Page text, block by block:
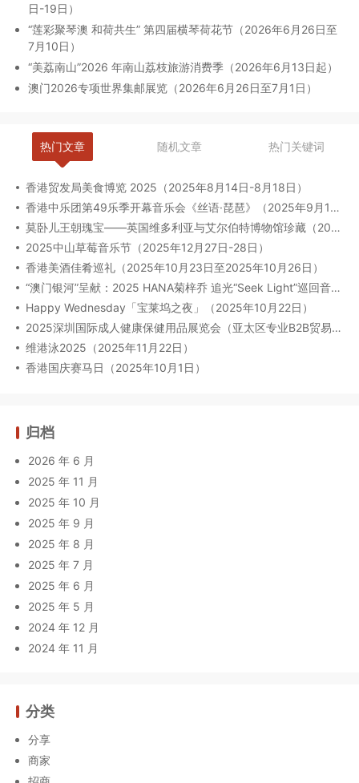
日-19日）
“莲彩聚琴澳 和荷共生” 第四届横琴荷花节（2026年6月26日至
7月10日）
“美荔南山”2026 年南山荔枝旅游消费季（2026年6月13日起）
澳门2026专项世界集邮展览（2026年6月26日至7月1日）
热门文章 随机文章 热门关键词
香港贸发局美食博览 2025（2025年8月14日-8月18日）
香港中乐团第49乐季开幕音乐会《丝语·琵琶》（2025年9月12日至13日）
莫卧儿王朝瑰宝——英国维多利亚与艾尔伯特博物馆珍藏（2025年8月6日-2026年2月23日）
2025中山草莓音乐节（2025年12月27日-28日）
香港美酒佳肴巡礼（2025年10月23日至2025年10月26日）
“澳门银河”呈献：2025 HANA菊梓乔 追光“Seek Light”巡回音乐会-澳门限定场（2025年9月27日）
Happy Wednesday「宝莱坞之夜」（2025年10月22日）
2025深圳国际成人健康保健用品展览会（亚太区专业B2B贸易展）（2025年09月17-19日）
维港泳2025（2025年11月22日）
香港国庆赛马日（2025年10月1日）
归档
2026 年 6 月
2025 年 11 月
2025 年 10 月
2025 年 9 月
2025 年 8 月
2025 年 7 月
2025 年 6 月
2025 年 5 月
2024 年 12 月
2024 年 11 月
分类
分享
商家